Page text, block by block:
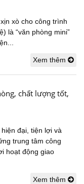
xò cho công trình
là “văn phòng mini”
Xem thêm
chất lượng tốt,
đại, tiện lợi và
trung tâm công
hoạt động giao
Xem thêm